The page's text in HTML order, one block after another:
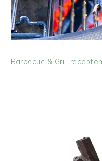
Barbecue & Grill recepten